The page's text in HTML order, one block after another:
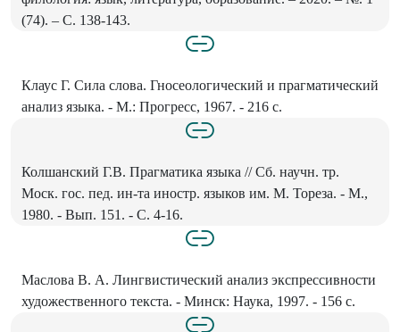
(74). – С. 138-143.
Клаус Г. Сила слова. Гносеологический и прагматический
анализ языка. - М.: Прогресс, 1967. - 216 с.
Колшанский Г.В. Прагматика языка // Сб. научн. тр.
Моск. гос. пед. ин-та иностр. языков им. М. Тореза. - М.,
1980. - Вып. 151. - С. 4-16.
Маслова В. А. Лингвистический анализ экспрессивности
художественного текста. - Минск: Наука, 1997. - 156 с.